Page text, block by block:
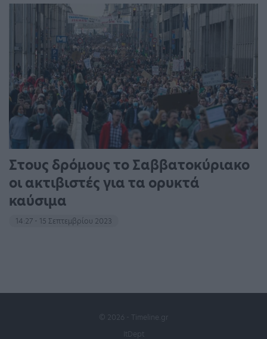
Στους δρόμους το Σαββατοκύριακο
οι ακτιβιστές για τα ορυκτά
καύσιμα
14:27 - 15 Σεπτεμβρίου 2023
© 2026 - Timeline.gr
ItDept